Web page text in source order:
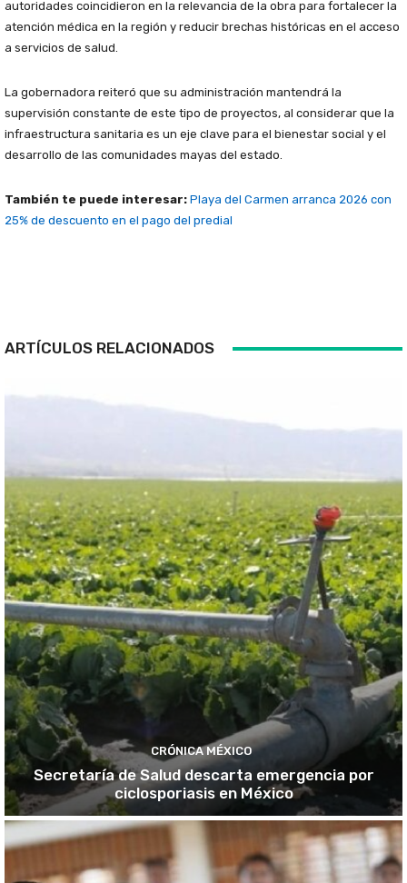
autoridades coincidieron en la relevancia de la obra para fortalecer la
atención médica en la región y reducir brechas históricas en el acceso
a servicios de salud.
La gobernadora reiteró que su administración mantendrá la
supervisión constante de este tipo de proyectos, al considerar que la
infraestructura sanitaria es un eje clave para el bienestar social y el
desarrollo de las comunidades mayas del estado.
También te puede interesar: Playa del Carmen arranca 2026 con
25% de descuento en el pago del predial
ARTÍCULOS RELACIONADOS
CRÓNICA MÉXICO
Secretaría de Salud descarta emergencia por
ciclosporiasis en México